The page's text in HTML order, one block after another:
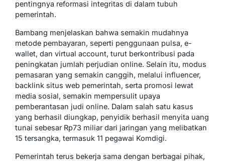
pentingnya reformasi integritas di dalam tubuh
pemerintah.
Bambang menjelaskan bahwa semakin mudahnya
metode pembayaran, seperti penggunaan pulsa, e-
wallet, dan virtual account, turut berkontribusi pada
peningkatan jumlah perjudian online. Selain itu, modus
pemasaran yang semakin canggih, melalui influencer,
backlink situs web pemerintah, serta promosi lewat
media sosial, semakin mempersulit upaya
pemberantasan judi online. Dalam salah satu kasus
yang berhasil diungkap, penyidik berhasil menyita uang
tunai sebesar Rp73 miliar dari jaringan yang melibatkan
15 tersangka, termasuk 11 pegawai Komdigi.
Pemerintah terus bekerja sama dengan berbagai pihak,